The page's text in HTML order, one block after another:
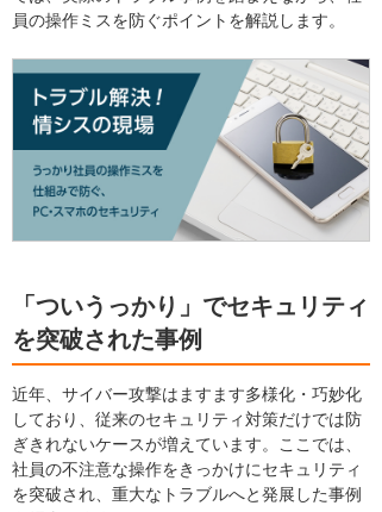
員の操作ミスを防ぐポイントを解説します。
「ついうっかり」でセキュリティ
を突破された事例
近年、サイバー攻撃はますます多様化・巧妙化
しており、従来のセキュリティ対策だけでは防
ぎきれないケースが増えています。ここでは、
社員の不注意な操作をきっかけにセキュリティ
を突破され、重大なトラブルへと発展した事例